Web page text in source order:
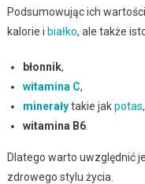
Podsumowując ich
kalorie i białko, ale także
błonnik,
witamina C,
minerałytakie jakpotas,
witamina B6.
Dlatego warto uwzględnić
zdrowego stylu życia.